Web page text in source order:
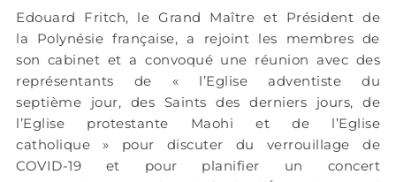
Edouard Fritch, le Grand Maître et Président de
la Polynésie française, a rejoint les membres de
son cabinet et a convoqué une réunion avec des
représentants de « l’Eglise adventiste du
septième jour, des Saints des derniers jours, de
l’Eglise protestante Maohi et de l’Eglise
catholique » pour discuter du verrouillage de
COVID-19 et pour planifier un concert